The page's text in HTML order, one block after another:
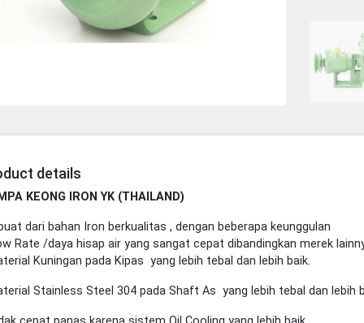
details
KEONG IRON YK (THAILAND)
dari bahan Iron berkualitas , dengan beberapa keunggulan
Rate /daya hisap air yang sangat cepat dibandingkan merek
Kuningan pada Kipas yang lebih tebal dan lebih baik.
Stainless Steel 304 pada Shaft As yang lebih tebal dan lebih